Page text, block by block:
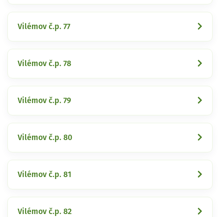
Vilémov č.p. 77
Vilémov č.p. 78
Vilémov č.p. 79
Vilémov č.p. 80
Vilémov č.p. 81
Vilémov č.p. 82